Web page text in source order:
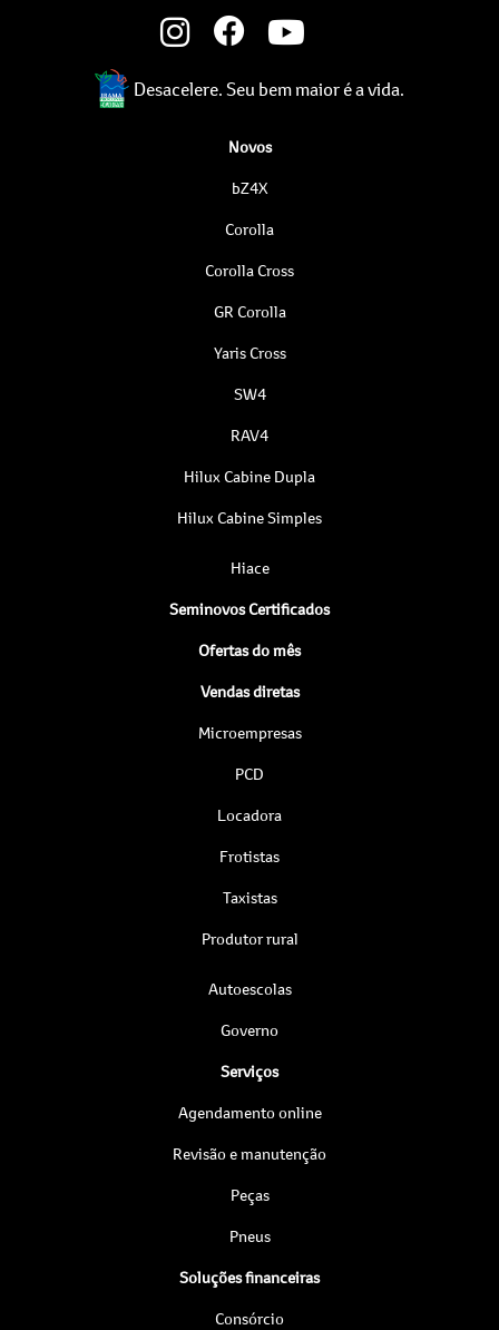
Desacelere. Seu bem maior é a vida.
Novos
bZ4X
Corolla
Corolla Cross
GR Corolla
Yaris Cross
SW4
RAV4
Hilux Cabine Dupla
Hilux Cabine Simples
Hiace
Seminovos Certificados
Ofertas do mês
Vendas diretas
Microempresas
PCD
Locadora
Frotistas
Taxistas
Produtor rural
Autoescolas
Governo
Serviços
Agendamento online
Revisão e manutenção
Peças
Pneus
Soluções financeiras
Consórcio